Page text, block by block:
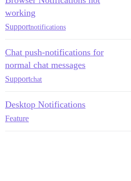
working
Supportnotifications
Chat push-notifications for
normal chat messages
Supportchat
Desktop Notifications
Feature